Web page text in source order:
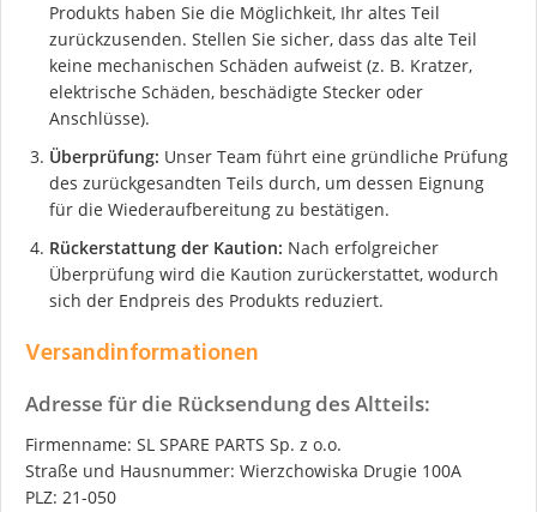
Produkts haben Sie die Möglichkeit, Ihr altes Teil
zurückzusenden. Stellen Sie sicher, dass das alte Teil
keine mechanischen Schäden aufweist (z. B. Kratzer,
elektrische Schäden, beschädigte Stecker oder
Anschlüsse).
Überprüfung: Unser Team führt eine gründliche Prüfung
des zurückgesandten Teils durch, um dessen Eignung
für die Wiederaufbereitung zu bestätigen.
Rückerstattung der Kaution: Nach erfolgreicher
Überprüfung wird die Kaution zurückerstattet, wodurch
sich der Endpreis des Produkts reduziert.
Versandinformationen
Adresse für die Rücksendung des Altteils:
Firmenname: SL SPARE PARTS Sp. z o.o.
Straße und Hausnummer: Wierzchowiska Drugie 100A
PLZ: 21-050